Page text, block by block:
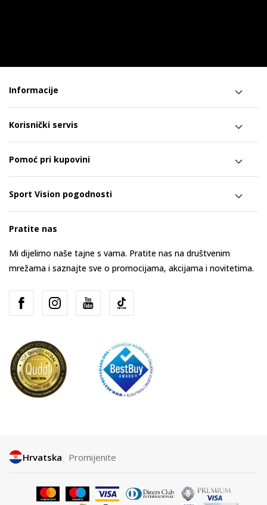
Informacije
Korisnički servis
Pomoć pri kupovini
Sport Vision pogodnosti
Pratite nas
Mi dijelimo naše tajne s vama. Pratite nas na društvenim
mrežama i saznajte sve o promocijama, akcijama i novitetima.
Hrvatska Promijenite